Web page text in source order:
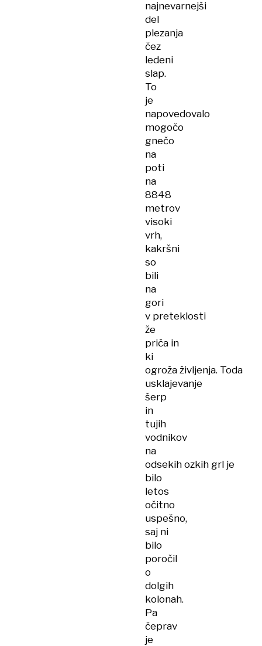
najnevarnejši
del
plezanja
čez
ledeni
slap.
To
je
napovedovalo
mogočo
gnečo
na
poti
na
8848
metrov
visoki
vrh,
kakršni
so
bili
na
gori
v preteklosti
že
priča in
ki
ogroža življenja. Toda
usklajevanje
šerp
in
tujih
vodnikov
na
odsekih ozkih grl je
bilo
letos
očitno
uspešno,
saj ni
bilo
poročil
o
dolgih
kolonah.
Pa
čeprav
je